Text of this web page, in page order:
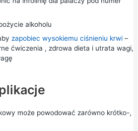
alkoholu
zapobiec wysokiemu ciśnieniu krwi–
ćwiczenia , zdrowa dieta i utrata wagi,
może powodować zarówno krótko-,